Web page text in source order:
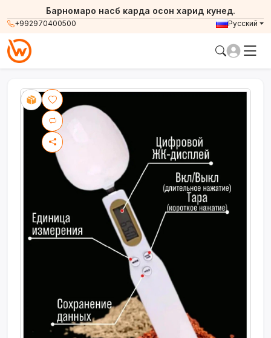
+992970400500
Барномаро насб карда осон харид кунед.
Русский